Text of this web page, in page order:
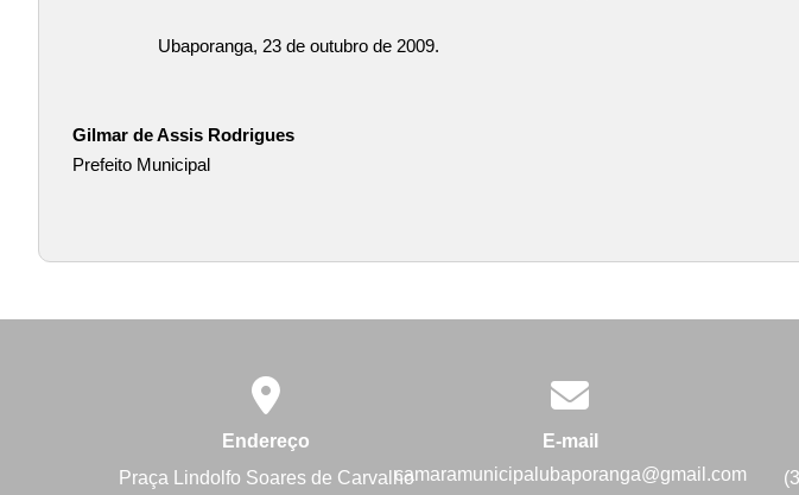
Ubaporanga, 23 de outubro de 2009.
Gilmar de Assis Rodrigues
Prefeito Municipal
Endereço
Praça Lindolfo Soares de Carvalho
E-mail
camaramunicipalubaporanga@gmail.com